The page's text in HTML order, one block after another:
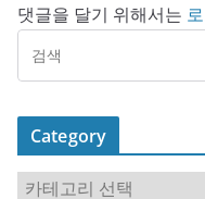
댓글을 달기 위해서는
Category